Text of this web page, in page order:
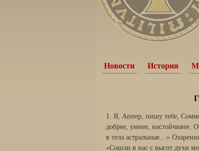
Новости История
1. Я, Аппер, пишу тебе,
добрее, умнее, настойчивее.
в тела астральные…»
«Сошли в нас с высот духи